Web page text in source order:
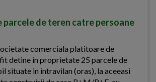
parcele de teren catre persoane
comerciala platitoare de
detine in proprietate 25 parcele de
situate in intravilan (oras), la aceeasi